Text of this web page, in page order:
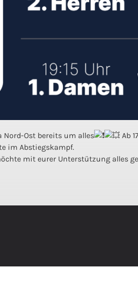
Nord-Ost bereits um alles
Ab
im Abstiegskampf.
mit eurer Unterstützung alles